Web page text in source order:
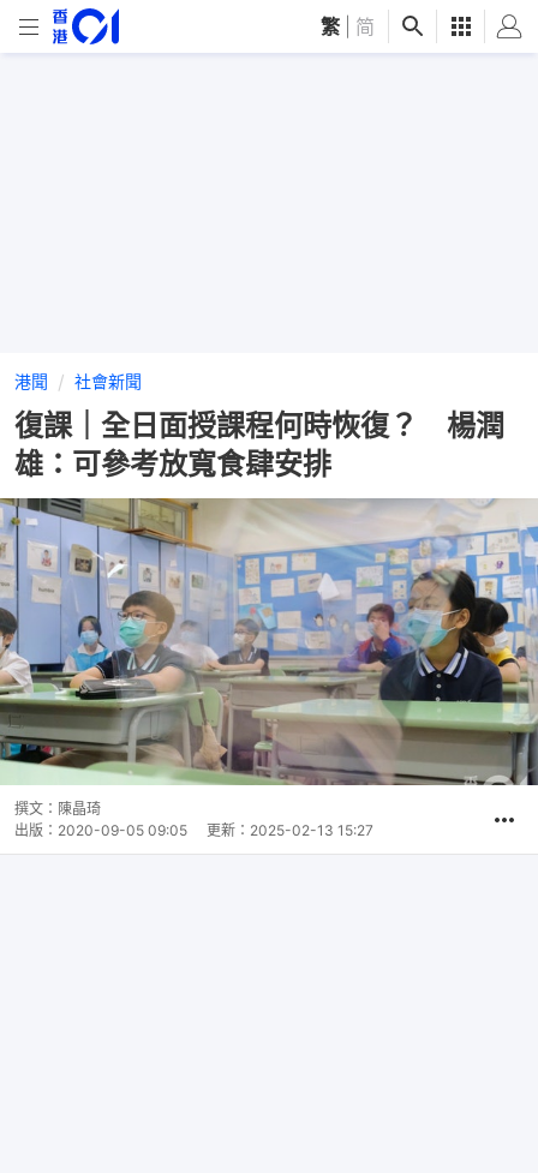
繁 简
港聞 社會新聞
復課｜全日面授課程何時恢復？ 楊潤
雄：可參考放寬食肆安排
撰文： 陳晶琦
出版： 2020-09-05 09:05 更新： 2025-02-13 15:27